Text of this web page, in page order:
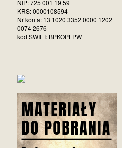
NIP: 725 001 19 59
KRS: 0000108594
Nr konta: 13 1020 3352 0000 1202
0074 2676
kod SWIFT: BPKOPLPW